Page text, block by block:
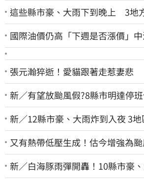
這些縣市豪、大雨下到晚上 3地
國際油價仍高「下週是否漲價」
張元瀚猝逝！愛貓跟著走惹妻悲
新／有望放颱風假?8縣市明達停
新／12縣市豪、大雨炸到入夜 3
又有熱帶低壓生成！估今增強為
新／白海豚雨彈開轟！10縣市豪